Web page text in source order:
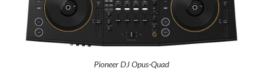
Pioneer DJ Opus-Quad